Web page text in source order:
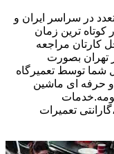
در سراسر ایران و
کوتاه ترین زمان
کارتان مراجعه
تهران بصورت
توسط تعمیرگاه
حرفه ای ماشین
تعمیرات